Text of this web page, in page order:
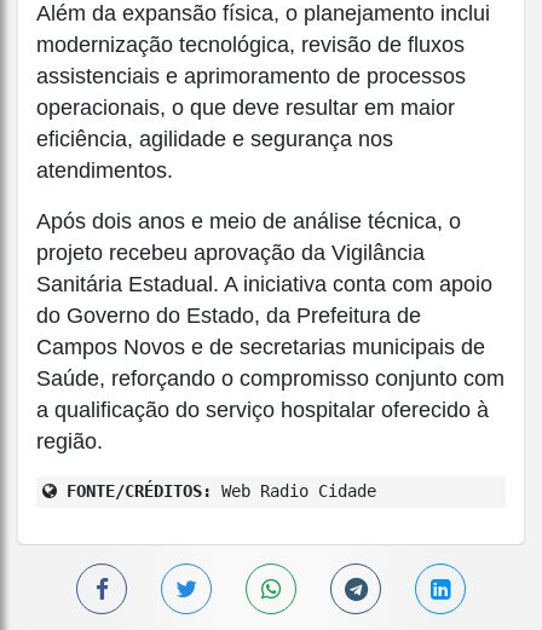
Além da expansão física, o planejamento inclui
modernização tecnológica, revisão de fluxos
assistenciais e aprimoramento de processos
operacionais, o que deve resultar em maior
eficiência, agilidade e segurança nos
atendimentos.
Após dois anos e meio de análise técnica, o
projeto recebeu aprovação da Vigilância
Sanitária Estadual. A iniciativa conta com apoio
do Governo do Estado, da Prefeitura de
Campos Novos e de secretarias municipais de
Saúde, reforçando o compromisso conjunto com
a qualificação do serviço hospitalar oferecido à
região.
FONTE/CRÉDITOS: Web Radio Cidade